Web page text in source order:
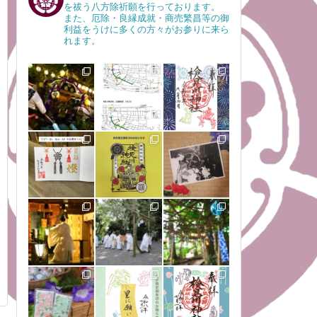
を祓う八方除祈願を行っております。
また、厄除・良縁成就・商売繁昌等の御
利益をうけに多くの方々がお参りに来ら
れます。